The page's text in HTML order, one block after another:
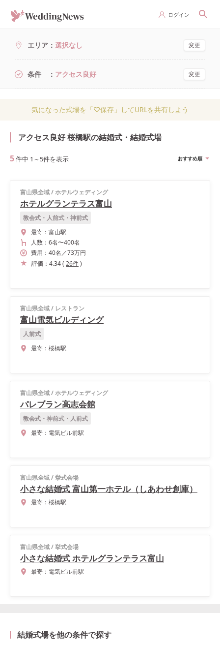
ログイン
エリア 選択なし 変更
条件 アクセス良好 変更
気になった式場を「♡保存」してURLを共有しよう
アクセス良好 桜橋駅の結婚式・結婚式場
5件中 1 ～ 5件を表示 おすすめ順
富山県全域/ホテルウェディング
ホテルグランテラス富山
教会式・人前式・神前式
最寄： 富山駅
人数： 6名〜400名
費用： 40名 ／73万円
評価： 4.34( 26件)
富山県全域/ レストラン
富山電気ビルディング
人前式
最寄： 桜橋駅
富山県全域/ホテルウェディング
パレブラン高志会館
教会式・神前式・人前式
最寄： 電気ビル前駅
富山県全域/挙式会場
小さな結婚式 富山第一ホテル（しあわせ創庫）
最寄： 桜橋駅
富山県全域/挙式会場
小さな結婚式 ホテルグランテラス富山
最寄： 電気ビル前駅
結婚式場を他の条件で探す